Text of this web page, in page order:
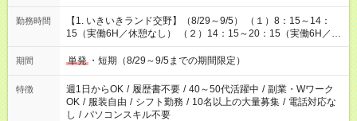
勤務時間
【1. いきいきランド交野】（8/29～9/5） （１）8：15～14：
15（実働6H／休憩なし） （２）14：15～20：15（実働6H／休
憩なし） 【2. フレンドマート交野店】（9/3～9/5） （１）8：
45～14：15（実働5.5H／休憩なし） （２）14：15～20：
期間 単発 ・短期（8/29～9/5までの期間限定）
特徴 週1日からOK / 履歴書不要 / 40～50代活躍中 / 副業・Wワーク
OK / 服装自由 / シフト勤務 / 10名以上の大量募集 / 電話対応な
し / パソコンスキル不要